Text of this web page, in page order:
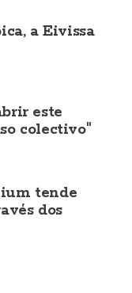
a Eivissa
este
colectivo"
tende
dos